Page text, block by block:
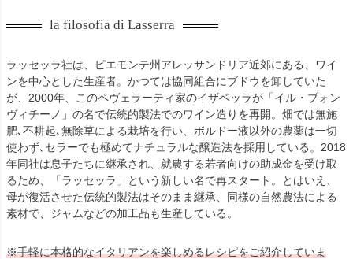
la filosofia di Lasserra
ラッセッラ社は、ピエモンテ州アレッサンドリア近郊にある、ワイ
ンを中心とした生産者。かつては協同組合にブドウを卸していた
が、2000年、このペヴェラーティ家のイザベッラが「イル・ブォン
ヴィチーノ」の名で伝統的製法でのワイン造りを再開。畑では無施
肥､不耕起､無除草による栽培を行い、ボルドー液以外の農薬は一切
使わず､セラーでも極めてナチュラルな醸造法を採用している。2018
年同社は息子たちに継承され、就農する若者向けの助成金を受け取
るため、「ラッセッラ」という新しい名で再スタート。とはいえ、
母が復活させた伝統的製法はそのまま継承、同様の自然農法による
素材で、ジャムなどの加工品も生産している。
※手軽に本格的なイタリアンを楽しめるレシピをご紹介していま